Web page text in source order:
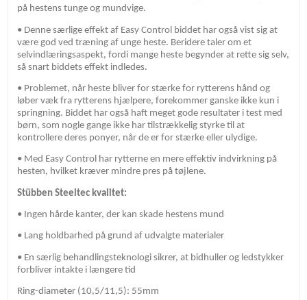
på hestens tunge og mundvige.
• Denne særlige effekt af Easy Control biddet har også vist sig at
være god ved træning af unge heste. Beridere taler om et
selvindlæringsaspekt, fordi mange heste begynder at rette sig selv,
så snart biddets effekt indledes.
• Problemet, når heste bliver for stærke for rytterens hånd og
løber væk fra rytterens hjælpere, forekommer ganske ikke kun i
springning. Biddet har også haft meget gode resultater i test med
børn, som nogle gange ikke har tilstrækkelig styrke til at
kontrollere deres ponyer, når de er for stærke eller ulydige.
• Med Easy Control har rytterne en mere effektiv indvirkning på
hesten, hvilket kræver mindre pres på tøjlene.
Stübben Steeltec kvalitet:
• Ingen hårde kanter, der kan skade hestens mund
• Lang holdbarhed på grund af udvalgte materialer
• En særlig behandlingsteknologi sikrer, at bidhuller og ledstykker
forbliver intakte i længere tid
Ring-diameter (10,5/11,5): 55mm